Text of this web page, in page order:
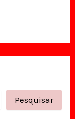
Pesquisar